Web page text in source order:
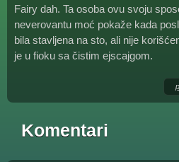
Fairy dah. Ta osoba ovu svoju
neverovantu moć pokaže kada
bila stavljena na sto, ali nije
je u fioku sa čistim ejscajgom.
Komentari